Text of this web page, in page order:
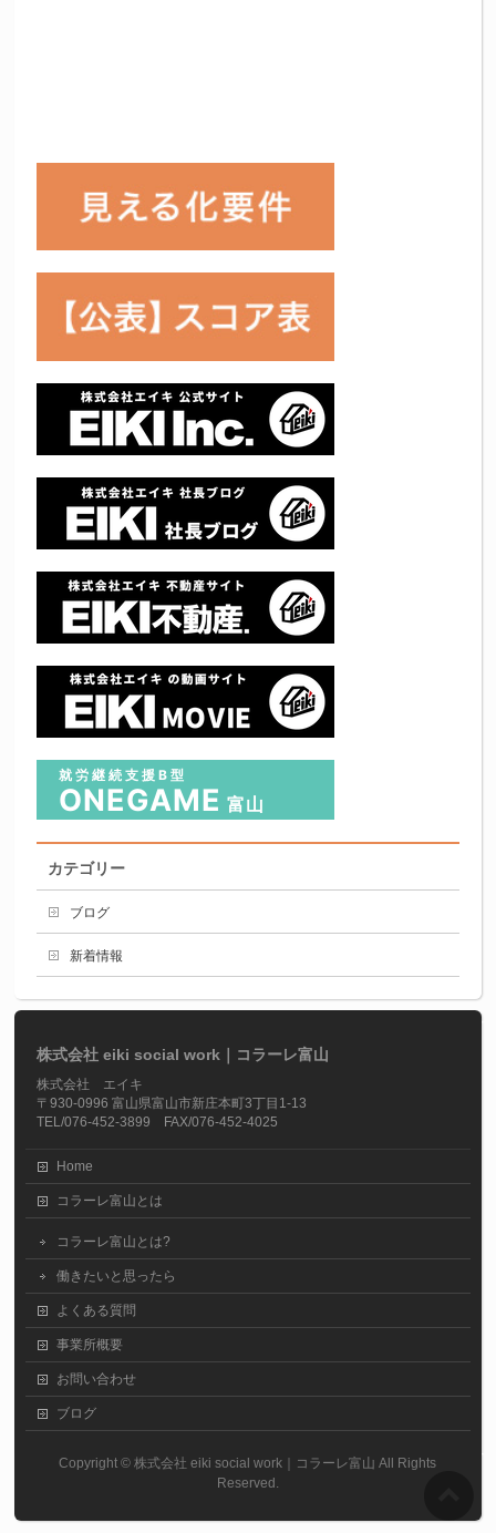
就労継続支援B型
ONEGAME 富山
カテゴリー
ブログ
新着情報
株式会社 eiki social work｜コラーレ富山
株式会社 エイキ
〒930-0996 富山県富山市新庄本町3丁目1-13
TEL/076-452-3899 FAX/076-452-4025
Home
コラーレ富山とは
コラーレ富山とは?
働きたいと思ったら
よくある質問
事業所概要
お問い合わせ
ブログ
Copyright ©株式会社 eiki social work｜コラーレ富山 All Rights
Reserved.